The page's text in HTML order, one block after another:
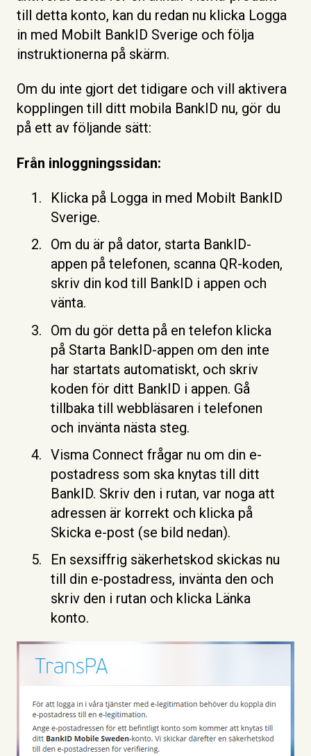
till detta konto, kan du redan nu klicka Logga
in med Mobilt BankID Sverige och följa
instruktionerna på skärm.
Om du inte gjort det tidigare och vill aktivera
kopplingen till ditt mobila BankID nu, gör du
på ett av följande sätt:
Från inloggningssidan:
Klicka på Logga in med Mobilt BankID
Sverige.
Om du är på dator, starta BankID-
appen på telefonen, scanna QR-koden,
skriv din kod till BankID i appen och
vänta.
Om du gör detta på en telefon klicka
på Starta BankID-appen om den inte
har startats automatiskt, och skriv
koden för ditt BankID i appen. Gå
tillbaka till webbläsaren i telefonen
och invänta nästa steg.
Visma Connect frågar nu om din e-
postadress som ska knytas till ditt
BankID. Skriv den i rutan, var noga att
adressen är korrekt och klicka på
Skicka e-post (se bild nedan).
En sexsiffrig säkerhetskod skickas nu
till din e-postadress, invänta den och
skriv den i rutan och klicka Länka
konto.